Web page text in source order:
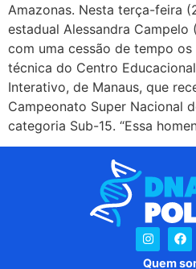
Amazonas. Nesta terça-feira
estadual Alessandra Campelo
com uma cessão de tempo
técnica do Centro
Interativo, de Manaus, que
Campeonato Super Nacional
categoria Sub-15. “Essa
Quem